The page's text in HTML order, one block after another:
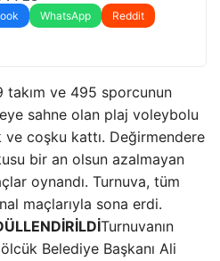
WhatsApp
Reddit
ve 495 sporcunun
sahne olan plaj voleybolu
ve coşku kattı. Değirmendere
bir an olsun azalmayan
oynandı. Turnuva, tüm
maçlarıyla sona erdi.
Turnuvanın
Belediye Başkanı Ali